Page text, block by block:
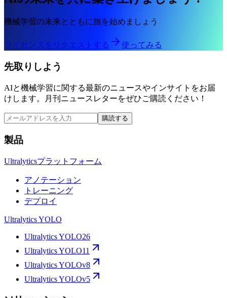
機械学習の未来とともに旅を始めましょう
ライセンスをリクエストする 使ってみる
先取りしよう
AIと機械学習に関する最新のニュースやインサイトをお届
けします。月刊ニュースレターをぜひご購読ください！
購読する
製品
Ultralyticsプラットフォーム
アノテーション
トレーニング
デプロイ
Ultralytics YOLO
Ultralytics YOLO26
Ultralytics YOLO11
Ultralytics YOLOv8
Ultralytics YOLOv5